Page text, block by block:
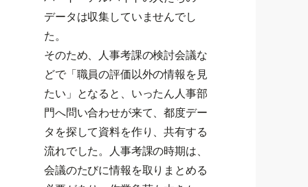
データは収集していませんでし
た。
そのため、人事考課の検討会議な
どで「職員の評価以外の情報を見
たい」となると、いったん人事部
門へ問い合わせが来て、都度デー
タを探して資料を作り、共有する
流れでした。人事考課の時期は、
会議のたびに情報を取りまとめる